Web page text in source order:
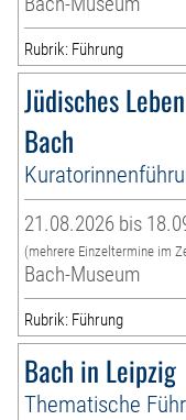
Rubrik: Führung
Jüdisches
Bach
21.08.2026 bis
(mehrere Einzeltermine im
Bach-Museum
Rubrik: Führung
Bach in Leipzig
Thematische